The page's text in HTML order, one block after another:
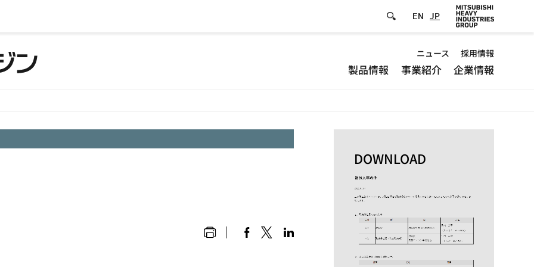
EN JP
Default
-
Header
ニュース 採用情報
製品情報 事業紹介 企業情報
DOWNLOAD